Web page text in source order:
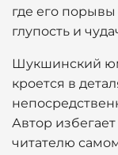
где его
глупость и
Шукшинский
кроется в
Автор
читателю